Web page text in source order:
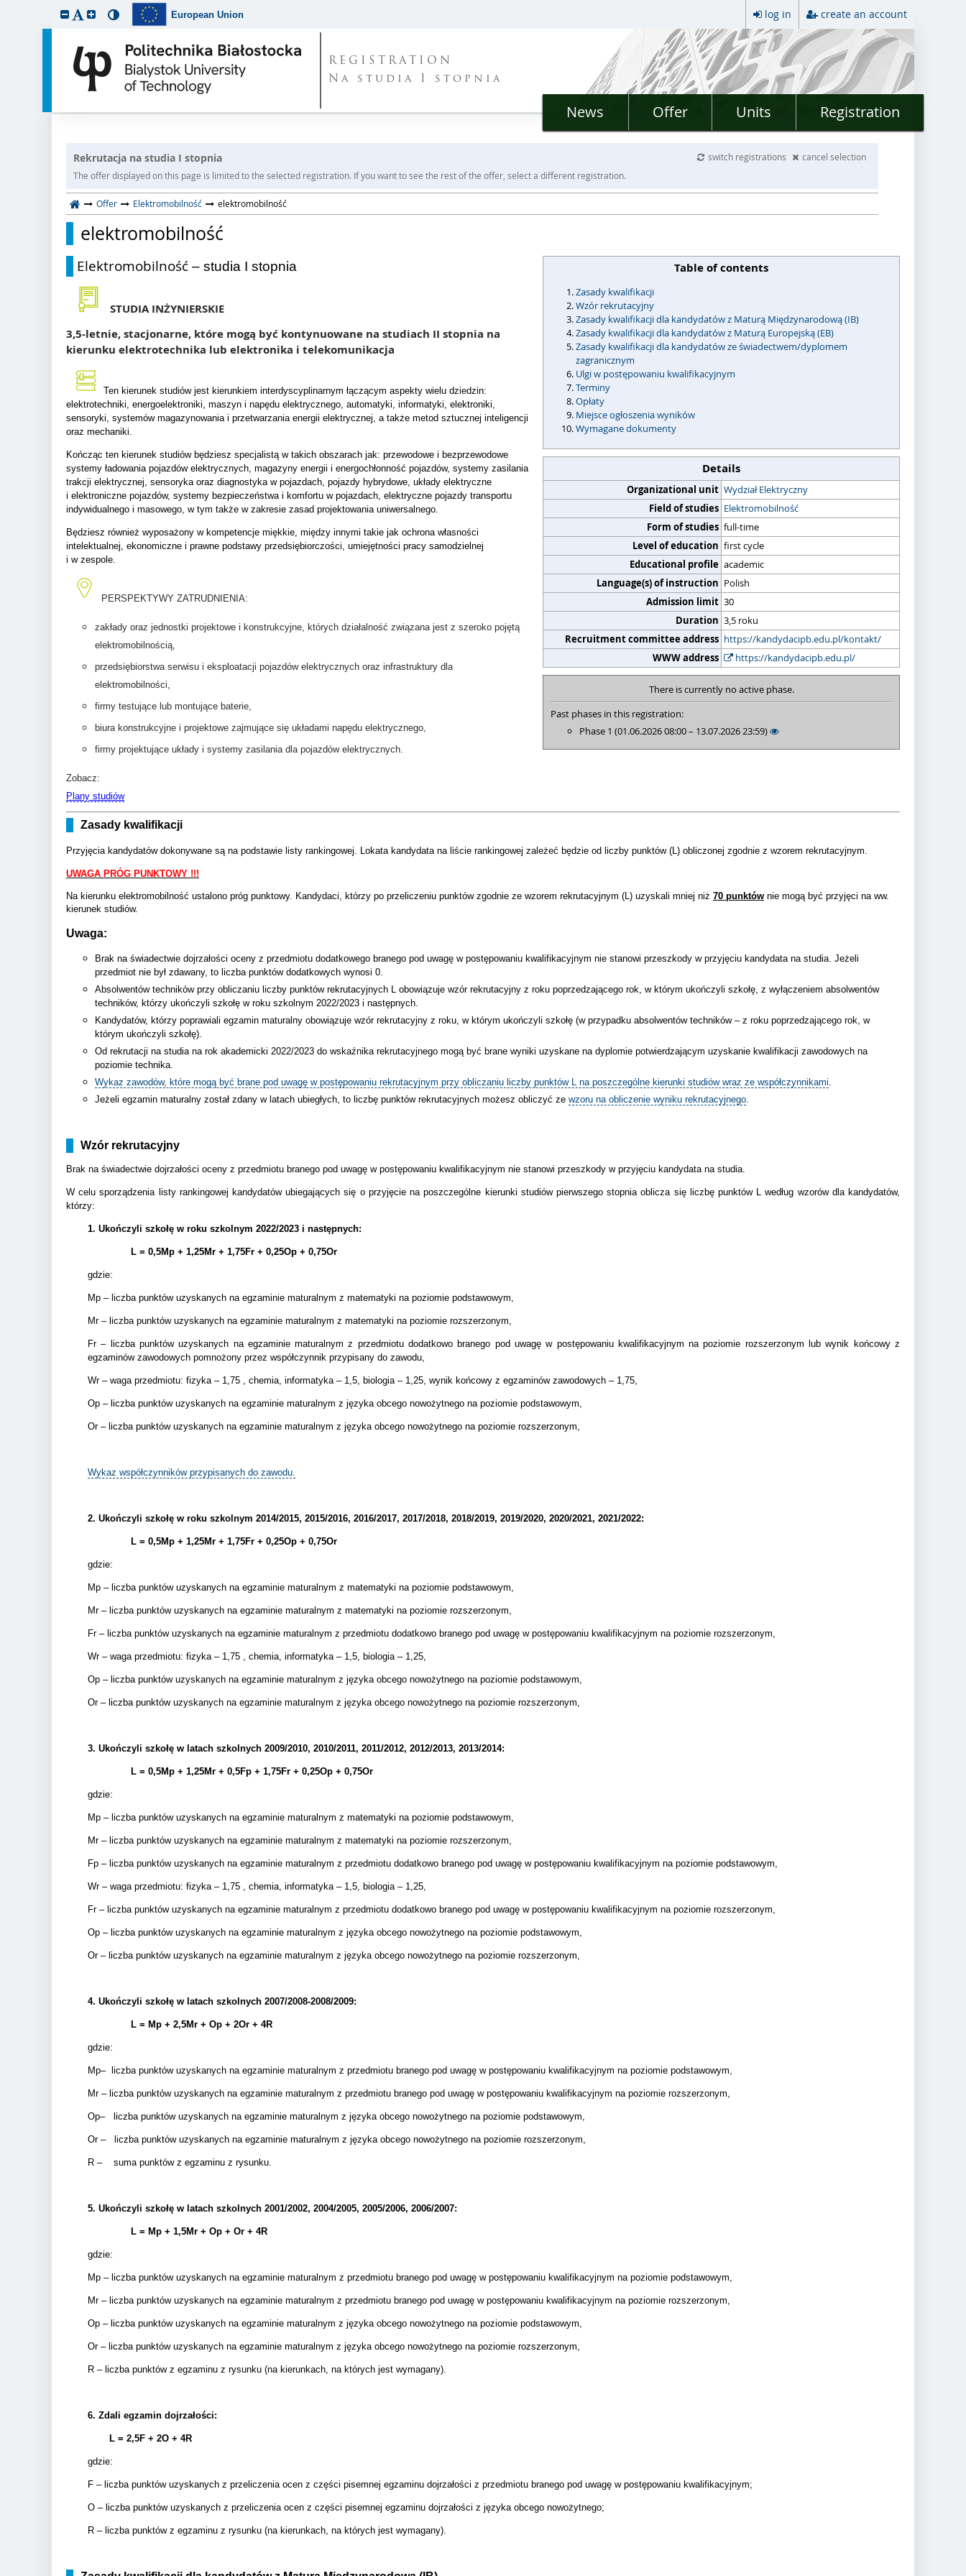
European Union log in create an account
REGISTRATION
Na studia I stopnia
News Offer Units Registration
Rekrutacja na studia I stopnia switch registrations
cancel selection
The offer displayed on this page is limited to the selected registration. If you want to see the rest of the offer, select a different registration.
Offer Elektromobilność elektromobilność
elektromobilność
Table of contents
Zasady kwalifikacji
Wzór rekrutacyjny
Zasady kwalifikacji dla kandydatów z Maturą Międzynarodową (IB)
Zasady kwalifikacji dla kandydatów z Maturą Europejską (EB)
Zasady kwalifikacji dla kandydatów ze świadectwem/dyplomem
zagranicznym
Ulgi w postępowaniu kwalifikacyjnym
Terminy
Opłaty
Miejsce ogłoszenia wyników
Wymagane dokumenty
Details
Organizational unit Wydział Elektryczny
Field of studies Elektromobilność
Form of studies full-time
Level of education first cycle
Educational profile academic
Language(s) of instruction Polish
Admission limit 30
Duration 3,5 roku
Recruitment committee address https://kandydacipb.edu.pl/kontakt/
WWW address
https://kandydacipb.edu.pl/
There is currently no active phase.
Past phases in this registration:
Phase 1 (01.06.2026 08:00 – 13.07.2026 23:59)
Elektromobilność – studia I stopnia
STUDIA INŻYNIERSKIE
3,5-letnie, stacjonarne, które mogą być kontynuowane na studiach II stopnia na
kierunku elektrotechnika lub elektronika i telekomunikacja
Ten kierunek studiów jest kierunkiem interdyscyplinarnym łączącym aspekty wielu dziedzin:
elektrotechniki, energoelektroniki, maszyn i napędu elektrycznego, automatyki, informatyki, elektroniki,
sensoryki, systemów magazynowania i przetwarzania energii elektrycznej, a także metod sztucznej inteligencji
oraz mechaniki.
Kończąc ten kierunek studiów będziesz specjalistą w takich obszarach jak: przewodowe i bezprzewodowe
systemy ładowania pojazdów elektrycznych, magazyny energii i energochłonność pojazdów, systemy zasilania
trakcji elektrycznej, sensoryka oraz diagnostyka w pojazdach, pojazdy hybrydowe, układy elektryczne
i elektroniczne pojazdów, systemy bezpieczeństwa i komfortu w pojazdach, elektryczne pojazdy transportu
indywidualnego i masowego, w tym także w zakresie zasad projektowania uniwersalnego.
Będziesz również wyposażony w kompetencje miękkie, między innymi takie jak ochrona własności
intelektualnej, ekonomiczne i prawne podstawy przedsiębiorczości, umiejętności pracy samodzielnej
i w zespole.
PERSPEKTYWY ZATRUDNIENIA:
zakłady oraz jednostki projektowe i konstrukcyjne, których działalność związana jest z szeroko pojętą
elektromobilnością,
przedsiębiorstwa serwisu i eksploatacji pojazdów elektrycznych oraz infrastruktury dla
elektromobilności,
firmy testujące lub montujące baterie,
biura konstrukcyjne i projektowe zajmujące się układami napędu elektrycznego,
firmy projektujące układy i systemy zasilania dla pojazdów elektrycznych.
Zobacz:
Plany studiów
Zasady kwalifikacji
Przyjęcia kandydatów dokonywane są na podstawie listy rankingowej. Lokata kandydata na liście rankingowej zależeć będzie od liczby punktów (L) obliczonej zgodnie z wzorem rekrutacyjnym.
UWAGA PRÓG PUNKTOWY !!!
Na kierunku elektromobilność ustalono próg punktowy. Kandydaci, którzy po przeliczeniu punktów zgodnie ze wzorem rekrutacyjnym (L) uzyskali mniej niż 70 punktów nie mogą być przyjęci na ww.
kierunek studiów.
Uwaga:
Brak na świadectwie dojrzałości oceny z przedmiotu dodatkowego branego pod uwagę w postępowaniu kwalifikacyjnym nie stanowi przeszkody w przyjęciu kandydata na studia. Jeżeli
przedmiot nie był zdawany, to liczba punktów dodatkowych wynosi 0.
Absolwentów techników przy obliczaniu liczby punktów rekrutacyjnych L obowiązuje wzór rekrutacyjny z roku poprzedzającego rok, w którym ukończyli szkołę, z wyłączeniem absolwentów
techników, którzy ukończyli szkołę w roku szkolnym 2022/2023 i następnych.
Kandydatów, którzy poprawiali egzamin maturalny obowiązuje wzór rekrutacyjny z roku, w którym ukończyli szkołę (w przypadku absolwentów techników – z roku poprzedzającego rok, w
którym ukończyli szkołę).
Od rekrutacji na studia na rok akademicki 2022/2023 do wskaźnika rekrutacyjnego mogą być brane wyniki uzyskane na dyplomie potwierdzającym uzyskanie kwalifikacji zawodowych na
poziomie technika.
Wykaz zawodów, które mogą być brane pod uwagę w postępowaniu rekrutacyjnym przy obliczaniu liczby punktów L na poszczególne kierunki studiów wraz ze współczynnikami
Jeżeli egzamin maturalny został zdany w latach ubiegłych, to liczbę punktów rekrutacyjnych możesz obliczyć ze wzoru na obliczenie wyniku rekrutacyjnego
Wzór rekrutacyjny
Brak na świadectwie dojrzałości oceny z przedmiotu branego pod uwagę w postępowaniu kwalifikacyjnym nie stanowi przeszkody w przyjęciu kandydata na studia.
W celu sporządzenia listy rankingowej kandydatów ubiegających się o przyjęcie na poszczególne kierunki studiów pierwszego stopnia oblicza się liczbę punktów L według wzorów dla kandydatów,
którzy:
1. Ukończyli szkołę w roku szkolnym 2022/2023 i następnych:
L = 0,5Mp + 1,25Mr + 1,75Fr + 0,25Op + 0,75Or
gdzie:
Mp – liczba punktów uzyskanych na egzaminie maturalnym z matematyki na poziomie podstawowym,
Mr – liczba punktów uzyskanych na egzaminie maturalnym z matematyki na poziomie rozszerzonym,
Fr – liczba punktów uzyskanych na egzaminie maturalnym z przedmiotu dodatkowo branego pod uwagę w postępowaniu kwalifikacyjnym na poziomie rozszerzonym lub wynik końcowy z
egzaminów zawodowych pomnożony przez współczynnik przypisany do zawodu,
Wr – waga przedmiotu: fizyka – 1,75 , chemia, informatyka – 1,5, biologia – 1,25, wynik końcowy z egzaminów zawodowych – 1,75,
Op – liczba punktów uzyskanych na egzaminie maturalnym z języka obcego nowożytnego na poziomie podstawowym,
Or – liczba punktów uzyskanych na egzaminie maturalnym z języka obcego nowożytnego na poziomie rozszerzonym,
Wykaz współczynników przypisanych do zawodu.
2. Ukończyli szkołę w roku szkolnym 2014/2015, 2015/2016, 2016/2017, 2017/2018, 2018/2019, 2019/2020, 2020/2021, 2021/2022:
L = 0,5Mp + 1,25Mr + 1,75Fr + 0,25Op + 0,75Or
gdzie:
Mp – liczba punktów uzyskanych na egzaminie maturalnym z matematyki na poziomie podstawowym,
Mr – liczba punktów uzyskanych na egzaminie maturalnym z matematyki na poziomie rozszerzonym,
Fr – liczba punktów uzyskanych na egzaminie maturalnym z przedmiotu dodatkowo branego pod uwagę w postępowaniu kwalifikacyjnym na poziomie rozszerzonym,
Wr – waga przedmiotu: fizyka – 1,75 , chemia, informatyka – 1,5, biologia – 1,25,
Op – liczba punktów uzyskanych na egzaminie maturalnym z języka obcego nowożytnego na poziomie podstawowym,
Or – liczba punktów uzyskanych na egzaminie maturalnym z języka obcego nowożytnego na poziomie rozszerzonym,
3. Ukończyli szkołę w latach szkolnych 2009/2010, 2010/2011, 2011/2012, 2012/2013, 2013/2014:
L = 0,5Mp + 1,25Mr + 0,5Fp + 1,75Fr + 0,25Op + 0,75Or
gdzie:
Mp – liczba punktów uzyskanych na egzaminie maturalnym z matematyki na poziomie podstawowym,
Mr – liczba punktów uzyskanych na egzaminie maturalnym z matematyki na poziomie rozszerzonym,
Fp – liczba punktów uzyskanych na egzaminie maturalnym z przedmiotu dodatkowo branego pod uwagę w postępowaniu kwalifikacyjnym na poziomie podstawowym,
Wr – waga przedmiotu: fizyka – 1,75 , chemia, informatyka – 1,5, biologia – 1,25,
Fr – liczba punktów uzyskanych na egzaminie maturalnym z przedmiotu dodatkowo branego pod uwagę w postępowaniu kwalifikacyjnym na poziomie rozszerzonym,
Op – liczba punktów uzyskanych na egzaminie maturalnym z języka obcego nowożytnego na poziomie podstawowym,
Or – liczba punktów uzyskanych na egzaminie maturalnym z języka obcego nowożytnego na poziomie rozszerzonym,
4. Ukończyli szkołę w latach szkolnych 2007/2008-2008/2009:
L = Mp + 2,5Mr + Op + 2Or + 4R
gdzie:
Mp– liczba punktów uzyskanych na egzaminie maturalnym z przedmiotu branego pod uwagę w postępowaniu kwalifikacyjnym na poziomie podstawowym,
Mr – liczba punktów uzyskanych na egzaminie maturalnym z przedmiotu branego pod uwagę w postępowaniu kwalifikacyjnym na poziomie rozszerzonym,
Op– liczba punktów uzyskanych na egzaminie maturalnym z języka obcego nowożytnego na poziomie podstawowym,
Or – liczba punktów uzyskanych na egzaminie maturalnym z języka obcego nowożytnego na poziomie rozszerzonym,
R – suma punktów z egzaminu z rysunku.
5. Ukończyli szkołę w latach szkolnych 2001/2002, 2004/2005, 2005/2006, 2006/2007:
L = Mp + 1,5Mr + Op + Or + 4R
gdzie:
Mp – liczba punktów uzyskanych na egzaminie maturalnym z przedmiotu branego pod uwagę w postępowaniu kwalifikacyjnym na poziomie podstawowym,
Mr – liczba punktów uzyskanych na egzaminie maturalnym z przedmiotu branego pod uwagę w postępowaniu kwalifikacyjnym na poziomie rozszerzonym,
Op – liczba punktów uzyskanych na egzaminie maturalnym z języka obcego nowożytnego na poziomie podstawowym,
Or – liczba punktów uzyskanych na egzaminie maturalnym z języka obcego nowożytnego na poziomie rozszerzonym,
R – liczba punktów z egzaminu z rysunku (na kierunkach, na których jest wymagany).
6. Zdali egzamin dojrzałości:
L = 2,5F + 2O + 4R
gdzie:
F – liczba punktów uzyskanych z przeliczenia ocen z części pisemnej egzaminu dojrzałości z przedmiotu branego pod uwagę w postępowaniu kwalifikacyjnym;
O – liczba punktów uzyskanych z przeliczenia ocen z części pisemnej egzaminu dojrzałości z języka obcego nowożytnego;
R – liczba punktów z egzaminu z rysunku (na kierunkach, na których jest wymagany).